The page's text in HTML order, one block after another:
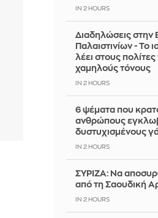
IN 2 HOURS
Διαδηλώσεις
Παλαιστινίων - Το
λέει στους
χαμηλούς τόνους
IN 2 HOURS
6 ψέματα που
ανθρώπους
δυστυχισμένους
IN 2 HOURS
ΣΥΡΙΖΑ: Να
από τη Σαουδική
IN 2 HOURS